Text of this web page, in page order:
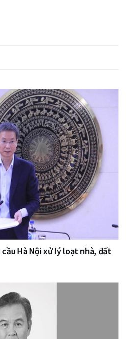
Hà Nội xử lý loạt nhà, đất